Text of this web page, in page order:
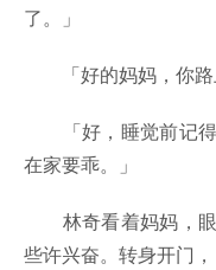
了。」
「好的妈妈，你路
「好，睡觉前记得
在家要乖。」
林奇看着妈妈，眼
些许兴奋。转身开门，